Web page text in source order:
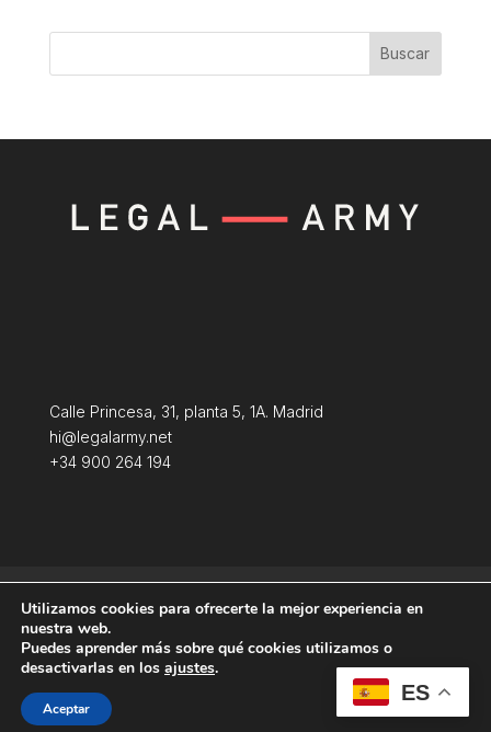
Buscar
Calle Princesa, 31, planta 5, 1A. Madrid
hi@legalarmy.net
+34 900 264 194
Política de Cookies
Producida por Tempus Fugit Studio
ES
Utilizamos cookies para ofrecerte la mejor experiencia en
nuestra web.
Puedes aprender más sobre qué cookies utilizamos o
desactivarlas en los ajustes.
Aceptar